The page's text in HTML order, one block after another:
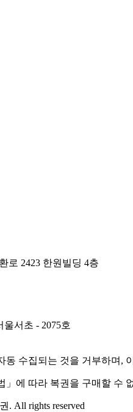
로 2423 한원빌딩 4층
서초 - 2075호
동 수집되는 것을 거부하며,
」에 따라 복권을 구매할 수
. All rights reserved